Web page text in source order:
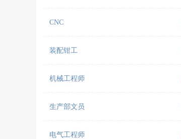
CNC
装配钳工
机械工程师
生产部文员
电气工程师